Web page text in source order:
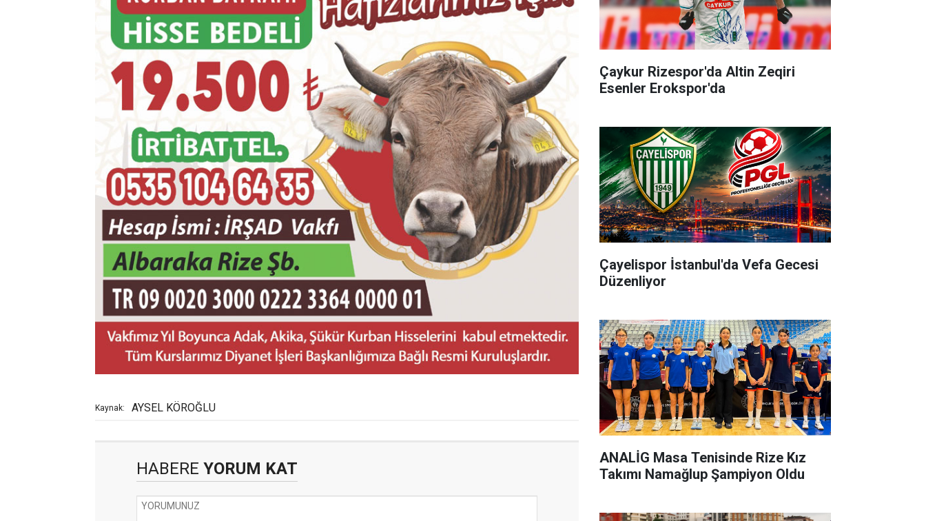
Kaynak: AYSEL KÖROĞLU
HABERE YORUM KAT
Çaykur Rizespor'da Altin Zeqiri
Esenler Erokspor'da
Çayelispor İstanbul'da Vefa Gecesi
Düzenliyor
ANALİG Masa Tenisinde Rize Kız
Takımı Namağlup Şampiyon Oldu